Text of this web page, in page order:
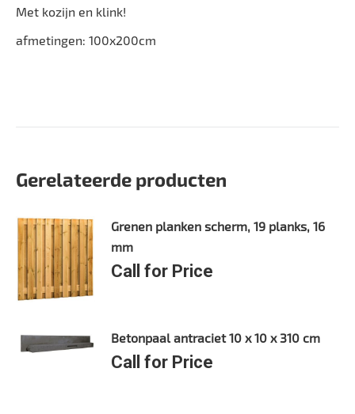
Met kozijn en klink!
afmetingen: 100x200cm
Gerelateerde producten
Grenen planken scherm, 19 planks, 16
mm
Call for Price
Betonpaal antraciet 10 x 10 x 310 cm
Call for Price